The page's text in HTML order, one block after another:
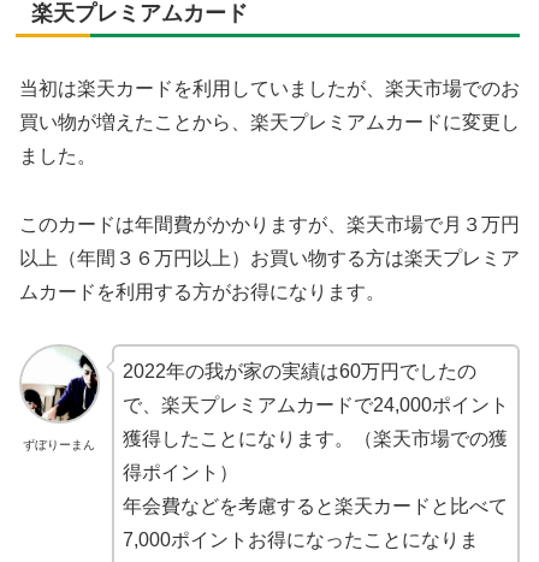
楽天プレミアムカード
当初は楽天カードを利用していましたが、楽天市場でのお
買い物が増えたことから、楽天プレミアムカードに変更し
ました。
このカードは年間費がかかりますが、楽天市場で月３万円
以上（年間３６万円以上）お買い物する方は楽天プレミア
ムカードを利用する方がお得になります。
ずぼりーまん
2022年の我が家の実績は60万円でしたの
で、楽天プレミアムカードで24,000ポイント
獲得したことになります。（楽天市場での獲
得ポイント）
年会費などを考慮すると楽天カードと比べて
7,000ポイントお得になったことになりま